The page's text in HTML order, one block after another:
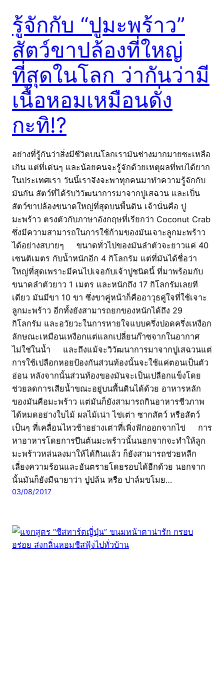
รู้จักกับ “ปูมะพร้าว”
สัตว์ขาปล้องที่ใหญ่
ที่สุดในโลก ว่ากันว่ามี
เนื้อหอมเหมือนดั่ง
กะทิ!?
อย่างที่รู้กันว่าสิ่งมีชีวิตบนโลกเรามันช่างมากมายซะเหลือ
เกิน แต่ที่เด่นๆ และน้อยคนจะรู้จักด้วยเหตุผลที่พบได้ยาก
ในประเทศเรา วันนี้เราจึงจะพาทุกคนมาทำความรู้จักกับ
มันกัน สัตว์ที่ได้รับวิวัฒนาการมาจากปูเสฉวน และเป็น
สัตว์ขาปล้องขนาดใหญ่ที่สุดบนพื้นดิน เจ้านั่นคือ ปู
มะพร้าว ตรงตัวกับภาษาอังกฤษที่เรียกว่า Coconut Crab
ซึ่งมีความสามารถในการใช้ก้ามของมันเจาะลูกมะพร้าว
ได้อย่างสบายๆ ขนาดทั่วไปของมันลำตัวจะยาวแค่ 40
เซนติเมตร กับน้ำหนักอีก 4 กิโลกรัม แต่ที่มันได้ชื่อว่า
ใหญ่ที่สุดเพราะมีคนไปเจอกับเจ้าปูชนิดนี้ ที่มาพร้อมกับ
ขนาดลำตัวยาว 1 เมตร และหนักถึง 17 กิโลกรัมเลยที
เดียว มันมีขา 10 ขา ซึ่งขาคู่หน้าก็คืออาวุธคู่ใจที่ใช้เจาะ
ลูกมะพร้าว อีกทั้งยังสามารถยกของหนักได้ถึง 29
กิโลกรัม และอวัยวะในการหายใจแบบครึ่งปอดครึ่งเหงือก
ลักษณะเหมือนเหงือกแต่แลกเปลี่ยนก๊าซจากในอากาศ
ไม่ใช่ในน้ำ และถึงแม้จะวิวัฒนาการมาจากปูเสฉวนแต่
การใช้เปลือกหอยป้องกันส่วนท้องนั้นจะใช้แค่ตอนเป็นตัว
อ่อน หลังจากนั้นส่วนท้องของมันจะเป็นเปลือกแข็งโดย
ช่วยลดการเสียน้ำขณะอยู่บนพื้นดินได้ด้วย อาหารหลัก
ของมันคือมะพร้าว แต่มันก็ยังสามารถกินอาหารชีวภาพ
ได้หมดอย่างใบไม้ ผลไม้เน่า ไข่เต่า ซากสัตว์ หรือสัตว์
เป็นๆ ที่เคลื่อนไหวช้าอย่างเต่าที่เพิ่งฟักออกจากไข่ การ
หาอาหารโดยการปีนต้นมะพร้าวนั้นนอกจากจะทำให้ลูก
มะพร้าวหล่นลงมาให้ได้กินแล้ว ก็ยังสามารถช่วยหลีก
เลี่ยงความร้อนและอันตรายโดยรอบได้อีกด้วย นอกจาก
นั้นมันก็ยังมีฉายาว่า ปูปล้น หรือ ปาล์มขโมย…
03/08/2017